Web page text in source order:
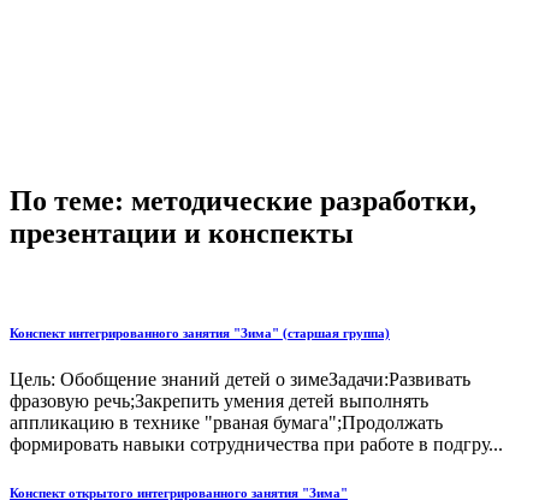
По теме: методические разработки,
презентации и конспекты
Конспект интегрированного занятия "Зима" (старшая группа)
Цель: Обобщение знаний детей о зимеЗадачи:Развивать
фразовую речь;Закрепить умения детей выполнять
аппликацию в технике "рваная бумага";Продолжать
формировать навыки сотрудничества при работе в подгру...
Конспект открытого интегрированного занятия "Зима"